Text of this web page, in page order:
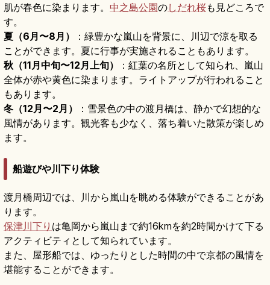
肌が春色に染まります。 中之島公園のしだれ桜も見どころで
す。
夏（6月〜8月）
：緑豊かな嵐山を背景に、川辺で涼を取る
ことができます。夏に行事が実施されることもあります。
秋（11月中旬〜12月上旬）
：紅葉の名所として知られ、嵐山
全体が赤や黄色に染まります。ライトアップが行われること
もあります。
冬（12月〜2月）
：雪景色の中の渡月橋は、静かで幻想的な
風情があります。観光客も少なく、落ち着いた散策が楽しめ
ます。
船遊びや川下り体験
渡月橋周辺では、川から嵐山を眺める体験ができることがあ
ります。
保津川下り は亀岡から嵐山まで約16kmを約2時間かけて下る
アクティビティとして知られています。
また、屋形船では、ゆったりとした時間の中で京都の風情を
堪能することができます。